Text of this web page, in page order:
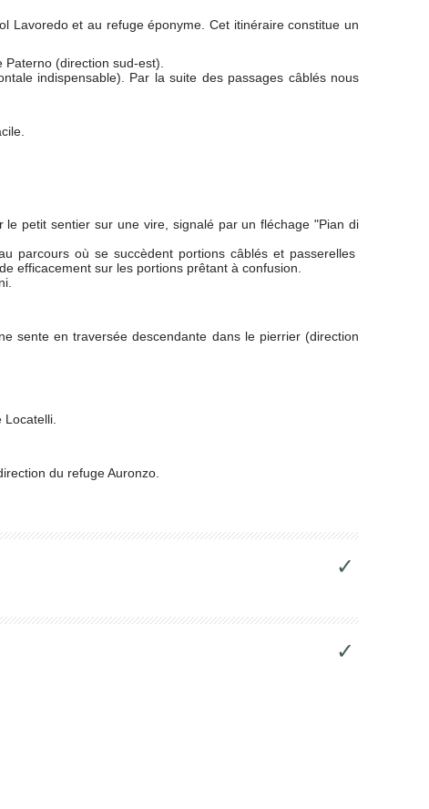
Lavoredo et au refuge éponyme. Cet itinéraire constitue un
(direction sud-est).
indispensable). Par la suite des passages câblés nous
petit sentier sur une vire, signalé par un fléchage "Pian di
parcours où se succèdent portions câblés et passerelles
efficacement sur les portions prêtant à confusion.
sente en traversée descendante dans le pierrier (direction
du refuge Auronzo.
✓
✓